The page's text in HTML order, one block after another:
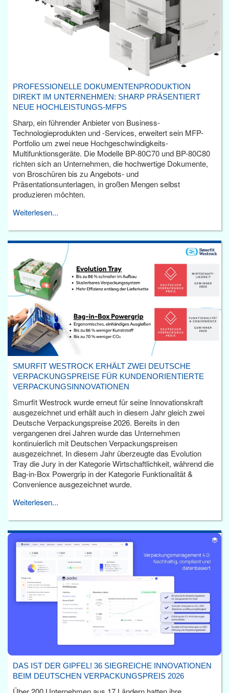
PROFESSIONELLE DOKUMENTENPRODUKTION
DIREKT IM UNTERNEHMEN: SHARP PRÄSENTIERT
NEUE HOCHLEISTUNGS-MFPS
Sharp, ein führender Anbieter von Business-
Technologieprodukten und -Services, erweitert sein MFP-
Portfolio um zwei neue Hochgeschwindigkeits-
Multifunktionsgeräte. Die Modelle BP-80C70 und BP-80C80
richten sich an Unternehmen, die hochwertige Dokumente,
von Broschüren bis zu Angebots- und
Präsentationsunterlagen, in großen Mengen selbst
produzieren möchten.
Weiterlesen...
SMURFIT WESTROCK ERHÄLT ZWEI DEUTSCHE
VERPACKUNGSPREISE FÜR KUNDENORIENTIERTE
VERPACKUNGSINNOVATIONEN
Smurfit Westrock wurde erneut für seine Innovationskraft
ausgezeichnet und erhält auch in diesem Jahr gleich zwei
Deutsche Verpackungspreise 2026. Bereits in den
vergangenen drei Jahren wurde das Unternehmen
kontinuierlich mit Deutschen Verpackungspreisen
ausgezeichnet. In diesem Jahr überzeugte das Evolution
Tray die Jury in der Kategorie Wirtschaftlichkeit, während die
Bag-in-Box Powergrip in der Kategorie Funktionalität &
Convenience ausgezeichnet wurde.
Weiterlesen...
DAS IST DER GIPFEL! 36 SIEGREICHE INNOVATIONEN
BEIM DEUTSCHEN VERPACKUNGSPREIS 2026